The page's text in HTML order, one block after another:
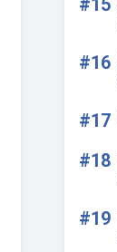
#15
#16
#17
#18
#19